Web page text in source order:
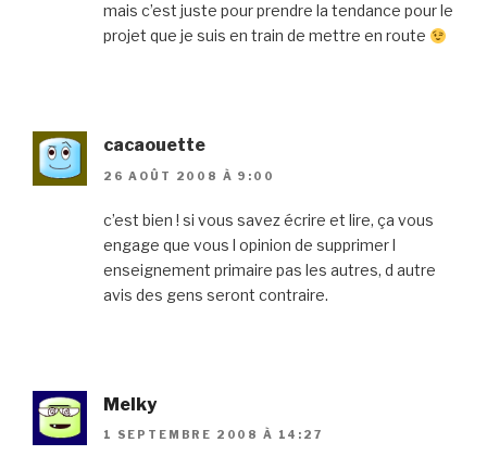
mais c’est juste pour prendre la tendance pour le
projet que je suis en train de mettre en route
cacaouette
26 AOÛT 2008 À 9:00
c’est bien ! si vous savez écrire et lire, ça vous
engage que vous l opinion de supprimer l
enseignement primaire pas les autres, d autre
avis des gens seront contraire.
Melky
1 SEPTEMBRE 2008 À 14:27